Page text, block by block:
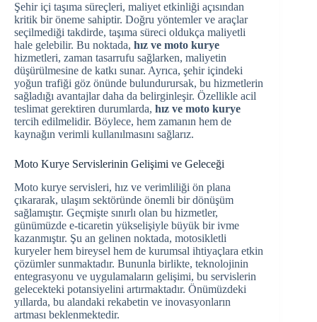
Şehir içi taşıma süreçleri, maliyet etkinliği açısından
kritik bir öneme sahiptir. Doğru yöntemler ve araçlar
seçilmediği takdirde, taşıma süreci oldukça maliyetli
hale gelebilir. Bu noktada, hız ve moto kurye
hizmetleri, zaman tasarrufu sağlarken, maliyetin
düşürülmesine de katkı sunar. Ayrıca, şehir içindeki
yoğun trafiği göz önünde bulundurursak, bu hizmetlerin
sağladığı avantajlar daha da belirginleşir. Özellikle acil
teslimat gerektiren durumlarda, hız ve moto kurye
tercih edilmelidir. Böylece, hem zamanın hem de
kaynağın verimli kullanılmasını sağlarız.
Moto Kurye Servislerinin Gelişimi ve Geleceği
Moto kurye servisleri, hız ve verimliliği ön plana
çıkararak, ulaşım sektöründe önemli bir dönüşüm
sağlamıştır. Geçmişte sınırlı olan bu hizmetler,
günümüzde e-ticaretin yükselişiyle büyük bir ivme
kazanmıştır. Şu an gelinen noktada, motosikletli
kuryeler hem bireysel hem de kurumsal ihtiyaçlara etkin
çözümler sunmaktadır. Bununla birlikte, teknolojinin
entegrasyonu ve uygulamaların gelişimi, bu servislerin
gelecekteki potansiyelini artırmaktadır. Önümüzdeki
yıllarda, bu alandaki rekabetin ve inovasyonların
artması beklenmektedir.